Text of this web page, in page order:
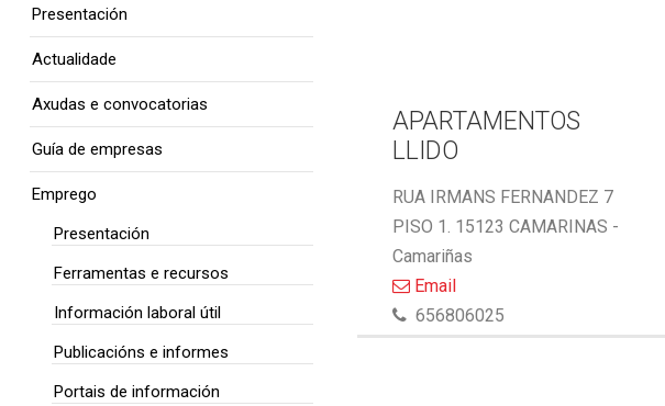
APARTAMENTOS
LLIDO
RUA IRMANS FERNANDEZ 7
PISO 1. 15123 CAMARINAS -
Camariñas
Email
656806025
Presentación
Actualidade
Axudas e convocatorias
Guía de empresas
Emprego
Presentación
Ferramentas e recursos
Información laboral útil
Publicacións e informes
Portais de información